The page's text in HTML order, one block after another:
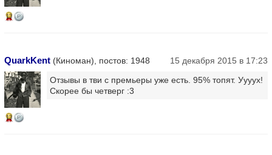
13
QuarkKent (Киноман), постов: 1948 15 декабря 2015 в 17:23
13
Отзывы в тви с премьеры уже есть. 95% топят. Уууух!
Скорее бы четверг :3